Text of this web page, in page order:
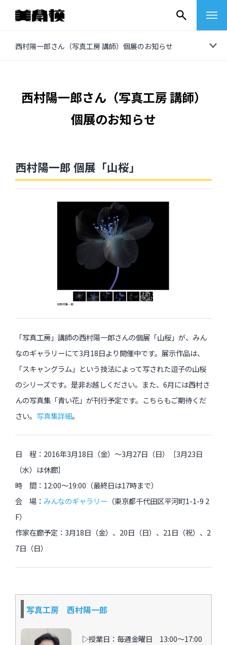
西村陽一郎さん（写真工房 講師）個展のお知らせ
その他
受講生・修了生の活動
未分類
近日開催のイベント・オープン講座・展覧会
オープン講座
過去のイベント・オープン講座・展覧会
過去のオープン講座
過去の展覧会
配信中のオンライン講座
全ての記事ページ
西村陽一郎さん（写真工房 講師）
個展のお知らせ
西村陽一郎 個展「山桜」
「写真工房」講師の西村陽一郎さんの個展「山桜」が、みん
なのギャラリーにて3月18日より開催中です。展示作品は、
「スキャングラム」という技法によって写された逗子の山桜
のシリーズです。是非お越しください。また、6月には西村さ
んの写真集「青い花」が刊行予定です。こちらもご期待くだ
さい。 写真集詳細。
日 程：2016年3月18日（金）〜3月27日（日）［3月23日
（水）は休廊］
時 間：12:00～19:00（最終日は17時まで）
会 場： みんなのギャラリー （東京都千代田区平河町1-1-9 2
F）
作家在廊予定：3月18日（金）、20日（日）、21日（祝）、2
7日（日）
写真工房 西村陽一郎
▷授業日：毎週金曜日 13:00〜17:00